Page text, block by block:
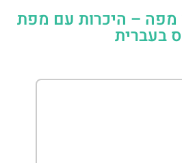
– היכרות עם מפת
בעברית